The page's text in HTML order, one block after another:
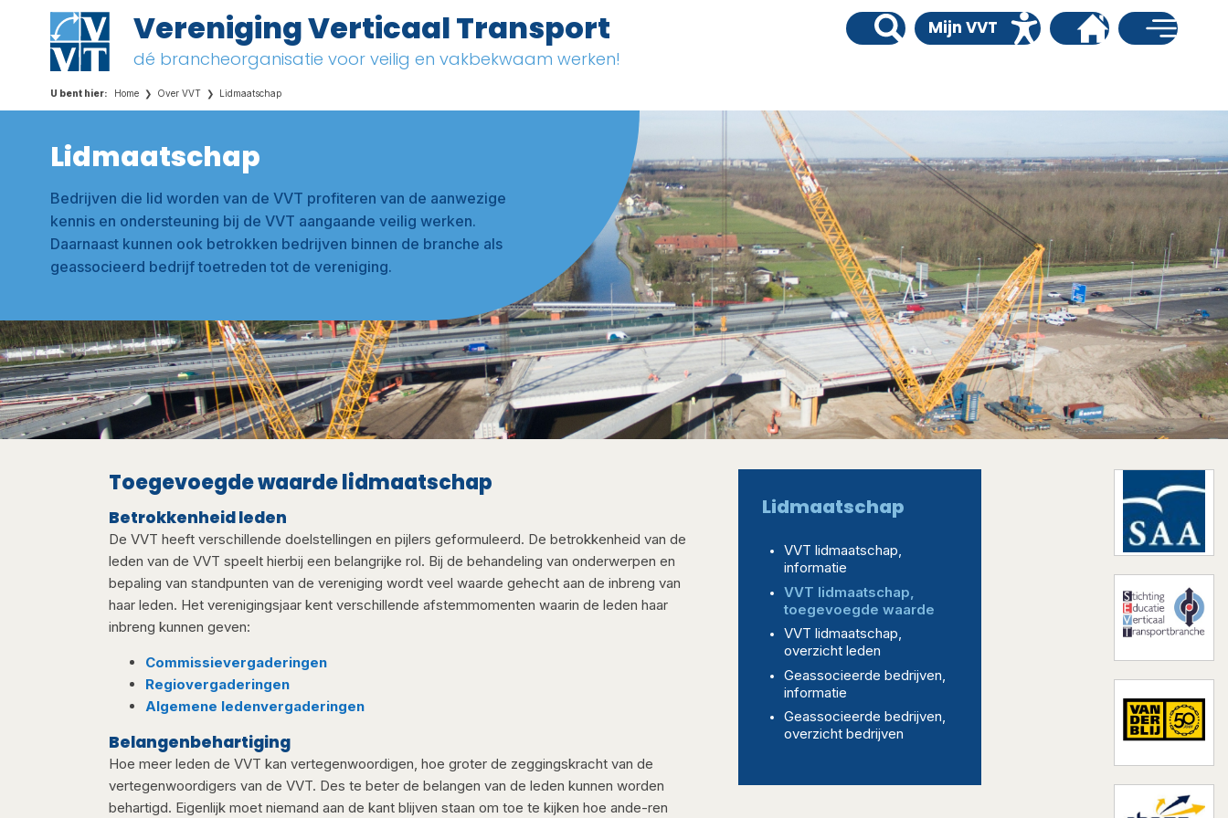
Vereniging Verticaal Transport
dé brancheorganisatie voor veilig en vakbekwaam werken!
Mijn VVT
Home Over VVT Lidmaatschap
Lidmaatschap
Bedrijven die lid worden van de VVT profiteren van de aanwezige
kennis en ondersteuning bij de VVT aangaande veilig werken.
Daarnaast kunnen ook betrokken bedrijven binnen de branche als
geassocieerd bedrijf toetreden tot de vereniging.
Toegevoegde waarde lidmaatschap​​
​Betrokkenheid leden​​
De VVT heeft verschillende doelstellingen en pijlers geformuleerd. De betrokkenheid van de
leden van de VVT speelt hierbij een belangrijke rol. Bij de behandeling van onderwerpen en
bepaling van standpunten van de vereniging wordt veel waarde gehecht aan de inbreng van
haar leden. Het verenigingsjaar kent verschillende afstemmomenten waarin de leden haar
inbreng kunnen geven:
Commissievergaderingen
Regiovergaderingen
Algemene ledenvergaderingen
B​elangenbehartiging
Hoe meer leden de VVT kan vertegenwoordigen, hoe groter de zeggingskracht van de
vertegenwoordigers van de VVT. Des te beter de belangen van de leden kunnen worden
behartigd. Eigenlijk moet niemand aan de kant blijven staan om toe te kijken hoe ande-ren
Lidmaatschap
VVT lidmaatschap,
informatie
VVT lidmaatschap,
toegevoegde waarde
VVT lidmaatschap,
overzicht leden
Geassocieerde bedrijven,
informatie
Geassocieerde bedrijven,
overzicht bedrijven